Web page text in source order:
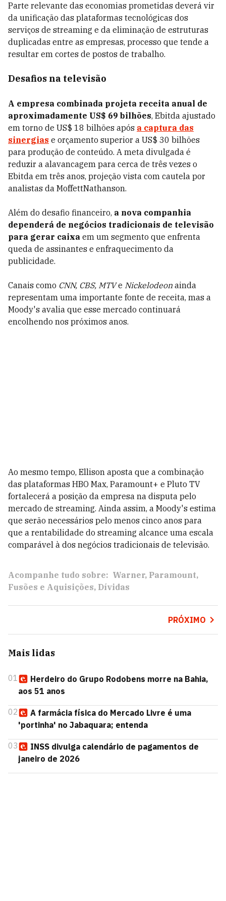
Parte relevante das economias prometidas deverá vir
da unificação das plataformas tecnológicas dos
serviços de streaming e da eliminação de estruturas
duplicadas entre as empresas, processo que tende a
resultar em cortes de postos de trabalho.
Desafios na televisão
A empresa combinada projeta receita anual de
aproximadamente US$ 69 bilhões, Ebitda ajustado
em torno de US$ 18 bilhões após a captura das
sinergias e orçamento superior a US$ 30 bilhões
para produção de conteúdo. A meta divulgada é
reduzir a alavancagem para cerca de três vezes o
Ebitda em três anos, projeção vista com cautela por
analistas da MoffettNathanson.
Além do desafio financeiro, a nova companhia
dependerá de negócios tradicionais de televisão
para gerar caixa em um segmento que enfrenta
queda de assinantes e enfraquecimento da
publicidade.
Canais como CNN, CBS, MTVe Nickelodeon ainda
representam uma importante fonte de receita, mas a
Moody's avalia que esse mercado continuará
encolhendo nos próximos anos.
Ao mesmo tempo, Ellison aposta que a combinação
das plataformas HBO Max, Paramount+ e Pluto TV
fortalecerá a posição da empresa na disputa pelo
mercado de streaming. Ainda assim, a Moody's estima
que serão necessários pelo menos cinco anos para
que a rentabilidade do streaming alcance uma escala
comparável à dos negócios tradicionais de televisão.
Acompanhe tudo sobre: Warner Paramount
Fusões e Aquisições Dívidas
PRÓXIMO
Mais lidas
01
Herdeiro do Grupo Rodobens morre na Bahia,
aos 51 anos
02
A farmácia física do Mercado Livre é uma
'portinha' no Jabaquara; entenda
03
INSS divulga calendário de pagamentos de
janeiro de 2026